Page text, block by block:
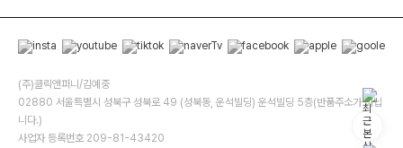
(주)클릭앤퍼니/김예중
02880 서울특별시 성북구 성북로 49 (성북동, 운석빌딩) 운석빌딩 5층(반품주소가 아닙
니다.)
사업자 등록번호 209-81-43420